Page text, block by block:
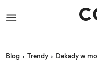
blog › trendy › Dekady w